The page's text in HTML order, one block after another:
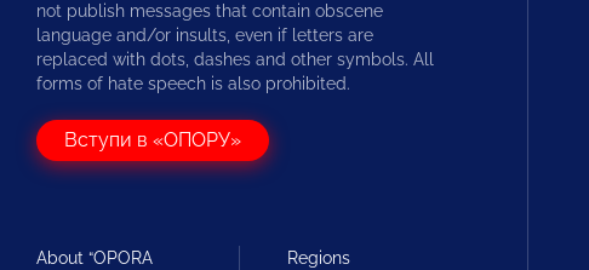
not publish messages that contain obscene
language and/or insults, even if letters are
replaced with dots, dashes and other symbols. All
forms of hate speech is also prohibited.
Вступи в «ОПОРУ»
About “OPORA
Regions